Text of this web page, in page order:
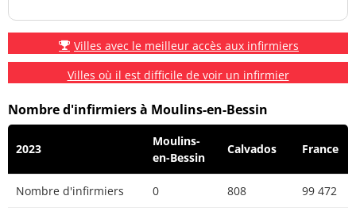
Villes avec le meilleur accès aux infirmiers
Villes où il est difficile de voir un infirmier
Nombre d'infirmiers à Moulins-en-Bessin
2023
Moulins-
en-Bessin
Calvados France
Nombre d'infirmiers 0 808 99 472